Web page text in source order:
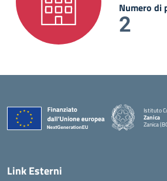
Numero di
2
Istituto
Zanica
Zanica
Link Esterni